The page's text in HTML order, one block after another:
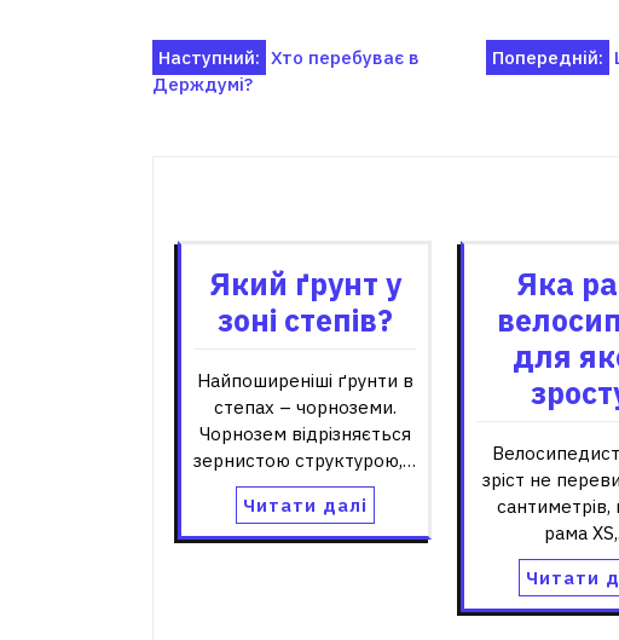
Навігація
Попередній:
Наступний: Хто перебуває в
Держдумі?
Який ґрунт у
зоні степів?
Найпоширеніші ґрунти в
степах – чорноземи.
Чорнозем відрізняється
зернистою структурою,…
Читати далі
Яка
для
зріст не
сантиметрів,
рама
Читати